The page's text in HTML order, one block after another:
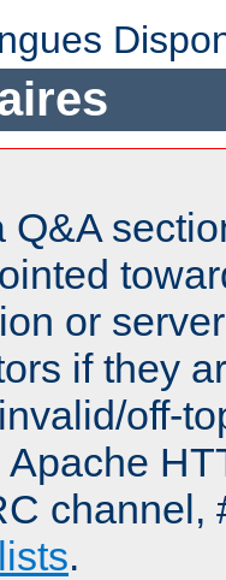
Q&A
or
if they
off-
Apache
channel,
.